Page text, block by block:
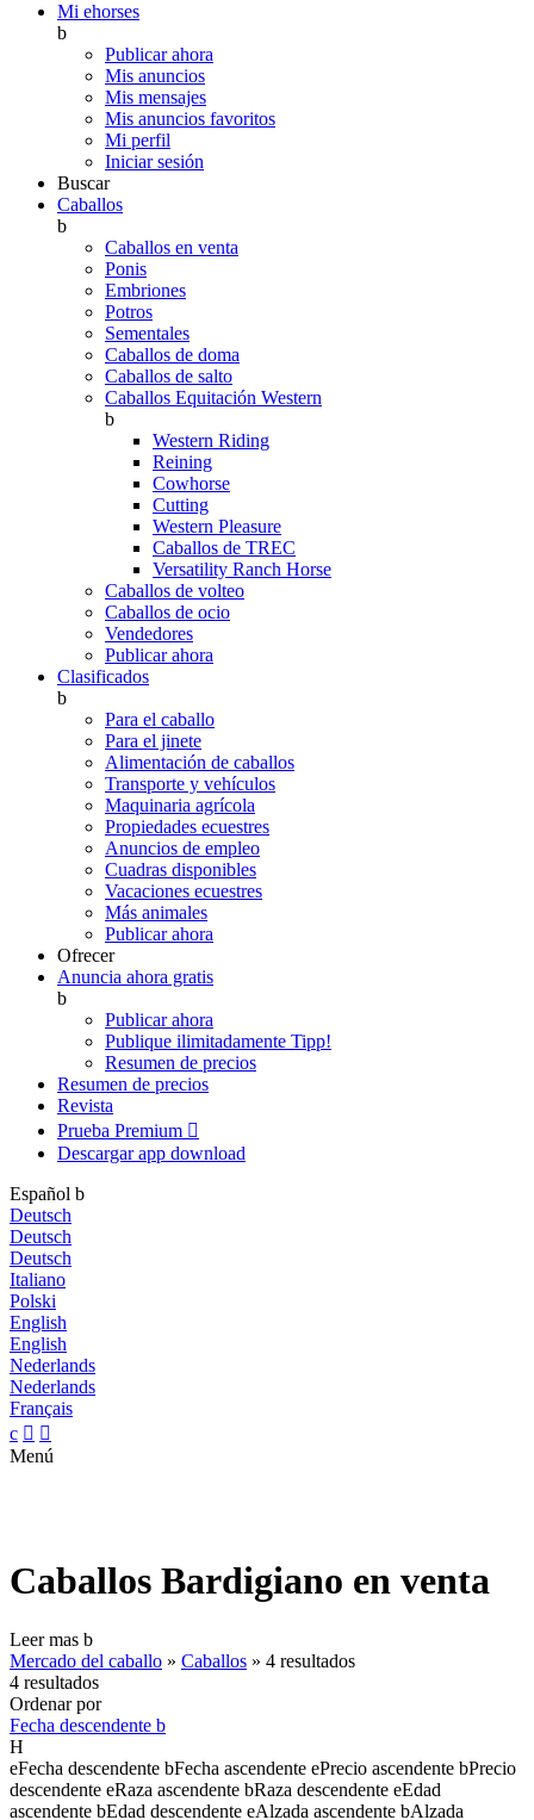
Mi ehorses
b
Publicar ahora
Mis anuncios
Mis mensajes
Mis anuncios favoritos
Mi perfil
Iniciar sesión
Buscar
Caballos
b
Caballos en venta
Ponis
Embriones
Potros
Sementales
Caballos de doma
Caballos de salto
Caballos Equitación Western
b
Western Riding
Reining
Cowhorse
Cutting
Western Pleasure
Caballos de TREC
Versatility Ranch Horse
Caballos de volteo
Caballos de ocio
Vendedores
Publicar ahora
Clasificados
b
Para el caballo
Para el jinete
Alimentación de caballos
Transporte y vehículos
Maquinaria agrícola
Propiedades ecuestres
Anuncios de empleo
Cuadras disponibles
Vacaciones ecuestres
Más animales
Publicar ahora
Ofrecer
Anuncia ahora gratis
b
Publicar ahora
Publique ilimitadamente Tipp!
Resumen de precios
Resumen de precios
Revista
Prueba Premium 
Descargar app download
Español b
Deutsch
Deutsch
Deutsch
Italiano
Polski
English
English
Nederlands
Nederlands
Français
c  
Menú
Caballos Bardigiano en venta
Leer mas b
Mercado del caballo » Caballos » 4 resultados
4 resultados
Ordenar por
Fecha descendente b
H
eFecha descendente bFecha ascendente ePrecio ascendente bPrecio
descendente eRaza ascendente bRaza descendente eEdad
ascendente bEdad descendente eAlzada ascendente bAlzada